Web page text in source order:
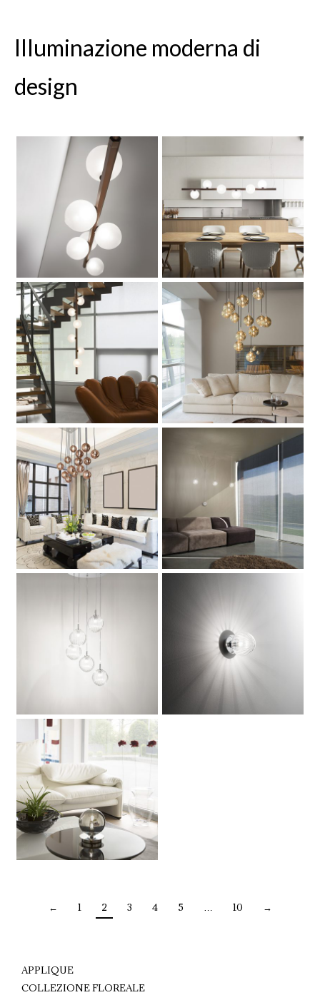
Illuminazione moderna di
design
← 1 2 3 4 5 … 10 →
APPLIQUE
COLLEZIONE FLOREALE